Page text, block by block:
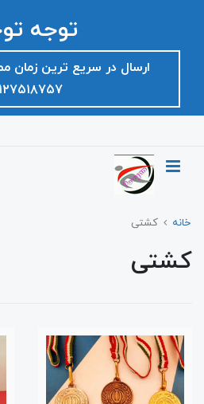
توجه
ارسال در سریع ترین
خانه کشتی
کشتی